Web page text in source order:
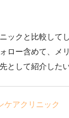
ックと比較して
ロー含めて、メ
として紹介した
ケアクリニック